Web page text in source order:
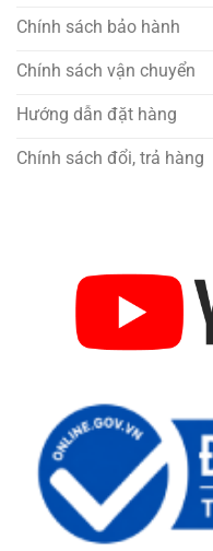
Chính sách bảo hành
Chính sách vận chuyển
Hướng dẫn đặt hàng
Chính sách đổi, trả hàng